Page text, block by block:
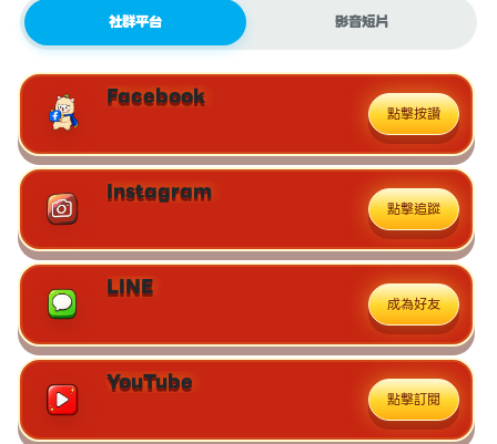
社群平台 影音短片
Facebook
點擊按讚
Instagram
點擊追蹤
LINE
成為好友
YouTube
點擊訂閱